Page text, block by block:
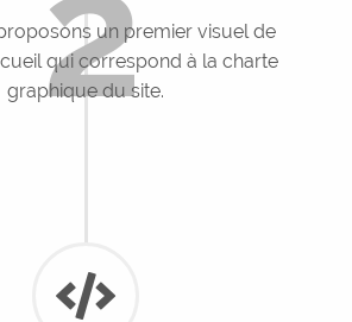
un premier visuel de
qui correspond à la charte
graphique du site.